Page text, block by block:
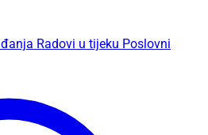
Radovi u tijeku Poslovni